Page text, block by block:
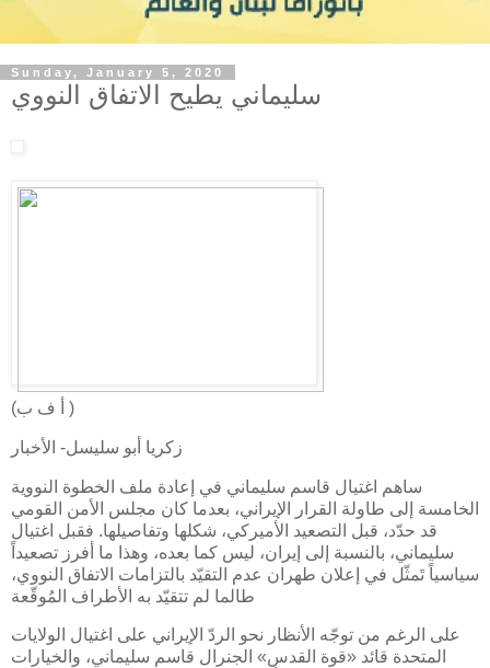
Sunday, January 5, 2020
سليماني يطيح الاتفاق النووي
(أ ف ب )
زكريا أبو سليسل- الأخبار
ساهم اغتيال قاسم سليماني في إعادة ملف الخطوة النووية
الخامسة إلى طاولة القرار الإيراني، بعدما كان مجلس الأمن القومي
قد حدّد، قبل التصعيد الأميركي، شكلها وتفاصيلها. فقبل اغتيال
سليماني، بالنسبة إلى إيران، ليس كما بعده، وهذا ما أفرز تصعيداً
سياسياً تَمثّل في إعلان طهران عدم التقيّد بالتزامات الاتفاق النووي،
طالما لم تتقيّد به الأطراف المُوقّعة
على الرغم من توجّه الأنظار نحو الردّ الإيراني على اغتيال الولايات
المتحدة قائد «قوة القدس» الجنرال قاسم سليماني، والخيارات